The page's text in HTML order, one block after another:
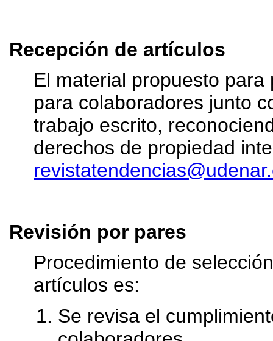
Recepción de artículos
El material propuesto
para colaboradores junto
trabajo escrito,
derechos de propiedad
Revisión por pares
Procedimiento de
artículos es:
Se revisa el